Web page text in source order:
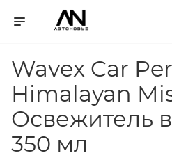
Wavex Car
Himalayan
Освежитель
350 мл